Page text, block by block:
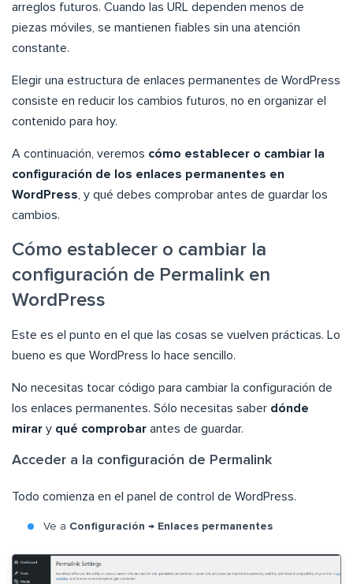
arreglos futuros. Cuando las URL dependen menos de
piezas móviles, se mantienen fiables sin una atención
constante.
Elegir una estructura de enlaces permanentes de WordPress
consiste en reducir los cambios futuros, no en organizar el
contenido para hoy.
A continuación, veremos cómo establecer o cambiar la
configuración de los enlaces permanentes en
WordPress, y qué debes comprobar antes de guardar los
cambios.
Cómo establecer o cambiar la
configuración de Permalink en
WordPress
Este es el punto en el que las cosas se vuelven prácticas. Lo
bueno es que WordPress lo hace sencillo.
No necesitas tocar código para cambiar la configuración de
los enlaces permanentes. Sólo necesitas saber dónde
mirar y qué comprobar antes de guardar.
Acceder a la configuración de Permalink
Todo comienza en el panel de control de WordPress.
Ve a Configuración → Enlaces permanentes